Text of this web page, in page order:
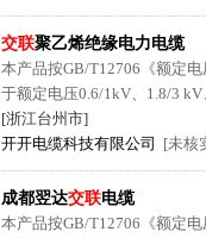
交联聚乙烯绝缘电力电缆
本产品按GB/T12706《额定
于额定电压0.6/1kV、1.8/3
[浙江台州市]
开开电缆科技有限公司
[未核
成都翌达交联电缆
本产品按GB/T12706《额定